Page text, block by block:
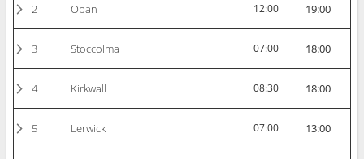
2 Oban 12:00 19:00
3 Stoccolma 07:00 18:00
4 Kirkwall 08:30 18:00
5 Lerwick 07:00 13:00